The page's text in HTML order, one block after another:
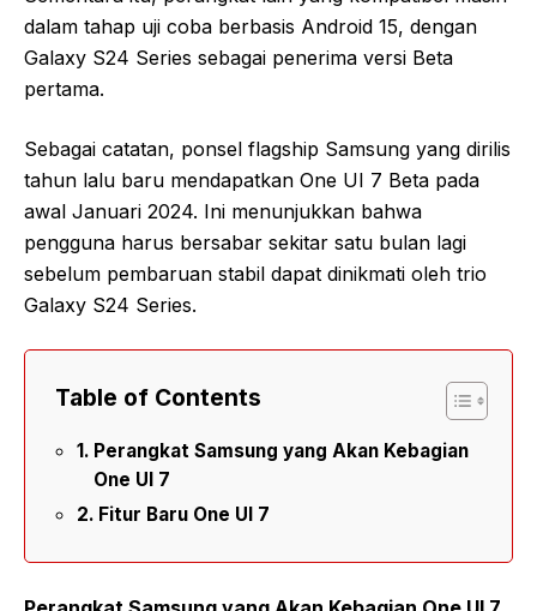
dalam tahap uji coba berbasis Android 15, dengan
Galaxy S24 Series sebagai penerima versi Beta
pertama.
Sebagai catatan, ponsel flagship Samsung yang dirilis
tahun lalu baru mendapatkan One UI 7 Beta pada
awal Januari 2024. Ini menunjukkan bahwa
pengguna harus bersabar sekitar satu bulan lagi
sebelum pembaruan stabil dapat dinikmati oleh trio
Galaxy S24 Series.
Table of Contents
Perangkat Samsung yang Akan Kebagian
One UI 7
Fitur Baru One UI 7